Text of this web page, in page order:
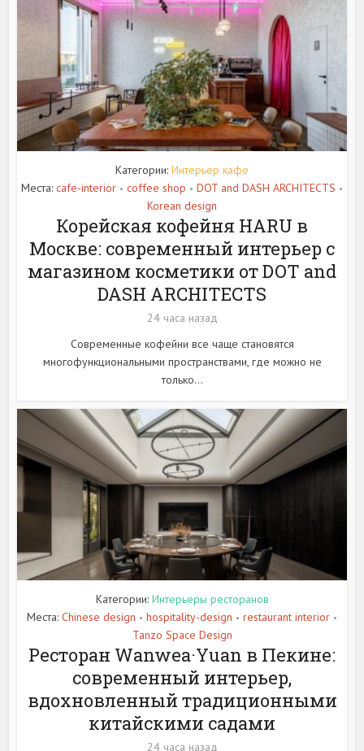
Категории: Интерьер кафе
Места: cafe-interior • coffee shop • DOT and DASH ARCHITECTS •
Korean design
Корейская кофейня HARU в
Москве: современный интерьер с
магазином косметики от DOT and
DASH ARCHITECTS
24 часа назад
Современные кофейни все чаще становятся
многофункциональными пространствами, где можно не
только...
Категории: Интерьеры ресторанов
Места: Chinese design • hospitality-design • restaurant interior •
Tanzo Space Design
Ресторан Wanwea·Yuan в Пекине:
современный интерьер,
вдохновленный традиционными
китайскими садами
24 часа назад